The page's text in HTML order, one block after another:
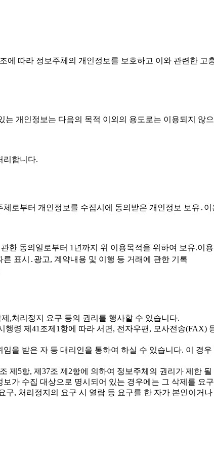
에 따라 정보주체의 개인정보를 보호하고 이와 관련한
개인정보는 다음의 목적 이외의 용도로는 이용되지 않
리합니다.
로부터 개인정보를 수집시에 동의받은 개인정보 보유․
한 동의일로부터 1년까지 위 이용목적을 위하여 보유.이
표시․광고, 계약내용 및 이행 등 거래에 관한 기록
,처리정지 요구 등의 권리를 행사할 수 있습니다.
령 제41조제1항에 따라 서면, 전자우편, 모사전송(FAX)
을 받은 자 등 대리인을 통하여 하실 수 있습니다. 이 경
제5항, 제37조 제2항에 의하여 정보주체의 권리가 제한 될
가 수집 대상으로 명시되어 있는 경우에는 그 삭제를 요
, 처리정지의 요구 시 열람 등 요구를 한 자가 본인이거